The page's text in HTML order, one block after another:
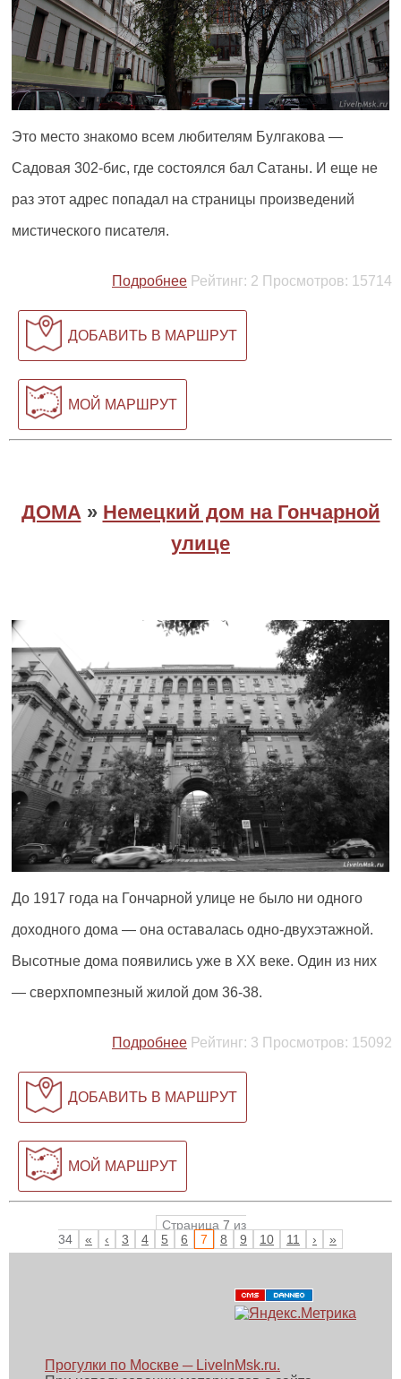
Это место знакомо всем любителям Булгакова —
Садовая 302-бис, где состоялся бал Сатаны. И еще не
раз этот адрес попадал на страницы произведений
мистического писателя.
Подробнее Рейтинг: 2 Просмотров: 15714
ДОБАВИТЬ В МАРШРУТ
МОЙ МАРШРУТ
ДОМА » Немецкий дом на Гончарной
улице
До 1917 года на Гончарной улице не было ни одного
доходного дома — она оставалась одно-двухэтажной.
Высотные дома появились уже в XX веке. Один из них
— сверхпомпезный жилой дом 36-38.
Подробнее Рейтинг: 3 Просмотров: 15092
ДОБАВИТЬ В МАРШРУТ
МОЙ МАРШРУТ
Страница 7 из
34
« ‹ 3 4 5 6 7 8 9 10 11 › »
Прогулки по Москве ─ LiveInMsk.ru.